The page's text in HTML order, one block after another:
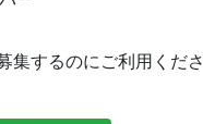
集するのにご利用くださ